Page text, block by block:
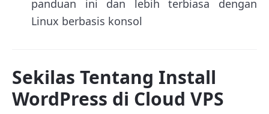
panduan ini dan lebih terbiasa dengan
Linux berbasis konsol
Sekilas Tentang Install
WordPress di Cloud VPS